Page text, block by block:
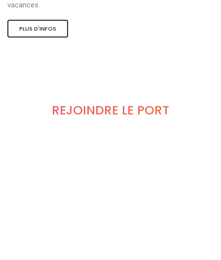
vacances.
PLUS D'INFOS
REJOINDRE LE PORT